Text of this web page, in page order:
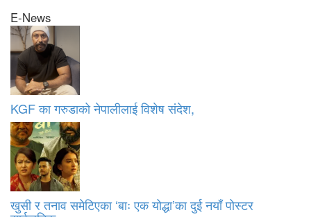
E-News
KGF का गरुडाको नेपालीलाई विशेष संदेश,
खुसी र तनाव समेटिएका ‘बाः एक योद्धा’का दुई नयाँ पोस्टर